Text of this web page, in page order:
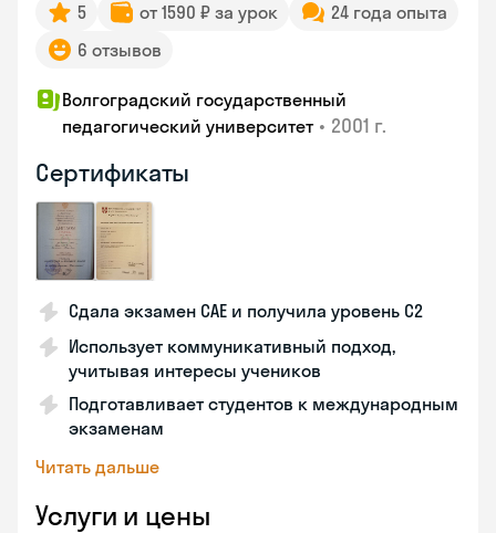
5 от 1590 ₽ за урок
24 года опыта
6 отзывов
Волгоградский государственный
педагогический университет • 2001 г.
Сертификаты
Сдала экзамен CAE и получила уровень С2
Использует коммуникативный подход,
учитывая интересы учеников
Подготавливает студентов к международным
экзаменам
Читать дальше
Услуги и цены